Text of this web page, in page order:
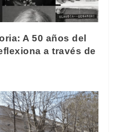
A 50 años del
a través de